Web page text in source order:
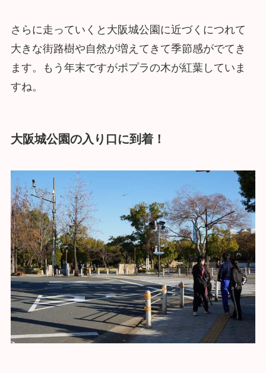
さらに走っていくと大阪城公園に近づくにつれて
大きな街路樹や自然が増えてきて季節感がでてき
ます。もう年末ですがポプラの木が紅葉していま
すね。
大阪城公園の入り口に到着！